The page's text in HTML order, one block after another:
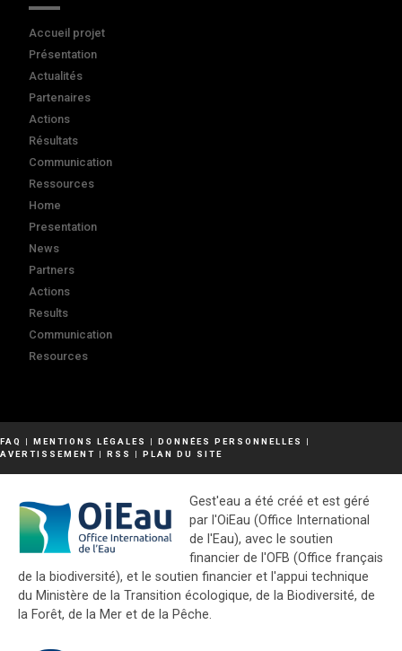
Accueil projet
Présentation
Actualités
Partenaires
Actions
Résultats
Communication
Ressources
Home
Presentation
News
Partners
Actions
Results
Communication
Resources
FAQ | MENTIONS LÉGALES | DONNÉES PERSONNELLES
|
AVERTISSEMENT | RSS | PLAN DU SITE
Gest'eau a été créé et est géré
par l'OiEau (Office International
de l'Eau), avec le soutien
financier de l'OFB (Office français
de la biodiversité), et le soutien financier et l'appui technique
du Ministère de la Transition écologique, de la Biodiversité, de
la Forêt, de la Mer et de la Pêche.